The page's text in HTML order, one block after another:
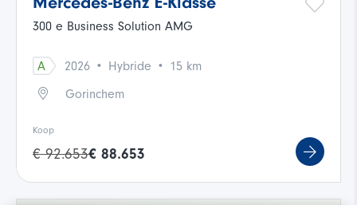
300 e Business Solution AMG
A 2026 · Hybride ·
15 km
Gorinchem
Koop
€ 92.653€ 88.653